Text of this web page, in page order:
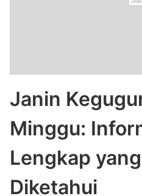
Janin
Minggu:
Lengkap
Diketahui